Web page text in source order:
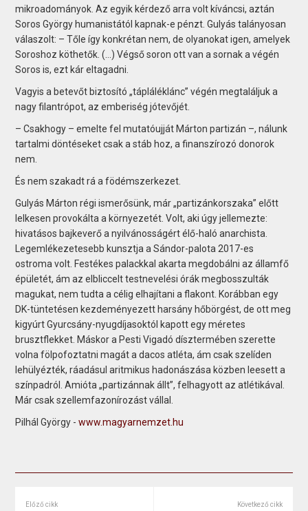
mikroadományok. Az egyik kérdező arra volt kíváncsi, aztán
Soros György humanistától kapnak-e pénzt. Gulyás talányosan
válaszolt: – Tőle így konkrétan nem, de olyanokat igen, amelyek
Soroshoz köthetők. (…) Végső soron ott van a sornak a végén
Soros is, ezt kár eltagadni.
Vagyis a betevőt biztosító „tápláléklánc” végén megtaláljuk a
nagy filantrópot, az emberiség jótevőjét.
– Csakhogy – emelte fel mutatóujját Márton partizán –, nálunk
tartalmi döntéseket csak a stáb hoz, a finanszírozó donorok
nem.
És nem szakadt rá a födémszerkezet.
Gulyás Márton régi ismerősünk, már „partizánkorszaka” előtt
lelkesen provokálta a környezetét. Volt, aki úgy jellemezte:
hivatásos bajkeverő a nyilvánosságért élő-haló anarchista.
Legemlékezetesebb kunsztja a Sándor-palota 2017-es
ostroma volt. Festékes palackkal akarta megdobálni az államfő
épületét, ám az elbliccelt testnevelési órák megbosszulták
magukat, nem tudta a célig elhajítani a flakont. Korábban egy
DK-tüntetésen kezdeményezett harsány hőbörgést, de ott meg
kigyúrt Gyurcsány-nyugdíjasoktól kapott egy méretes
brusztflekket. Máskor a Pesti Vigadó dísztermében szerette
volna fölpofoztatni magát a dacos atléta, ám csak szelíden
lehülyézték, ráadásul aritmikus hadonászása közben leesett a
színpadról. Amióta „partizánnak állt”, felhagyott az atlétikával.
Már csak szellemfazonírozást vállal.
Pilhál György -www.magyarnemzet.hu
Előző cikk Következő cikk